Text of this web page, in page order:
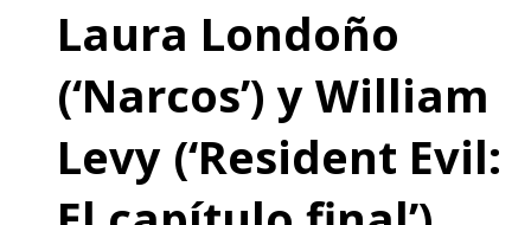
Laura Londoño
(‘Narcos’) y William
Levy (‘Resident Evil: